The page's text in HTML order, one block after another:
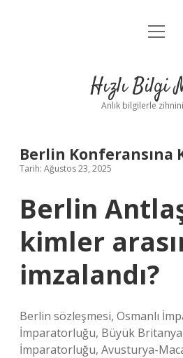
Anasayfa
Yasal Uyarı
menüyü
Hızlı Bilgi
Anlık bilgilerle
Berlin Konferansına
Tarih: Ağustos 23, 2025
Berlin
kimler
imzalandı?
Berlin sözleşmesi, Osmanlı
İmparatorluğu, Büyük
İmparatorluğu, Avusturya-